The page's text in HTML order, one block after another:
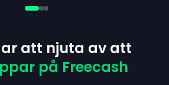
att njuta av att
på Freecash